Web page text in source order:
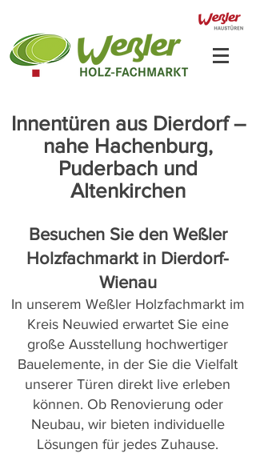
Innentüren aus Dierdorf –
nahe Hachenburg,
Puderbach und
Altenkirchen
Besuchen Sie den Weßler
Holzfachmarkt in Dierdorf-
Wienau
In unserem Weßler Holzfachmarkt im
Kreis Neuwied erwartet Sie eine
große Ausstellung hochwertiger
Bauelemente, in der Sie die Vielfalt
unserer Türen direkt live erleben
können. Ob Renovierung oder
Neubau, wir bieten individuelle
Lösungen für jedes Zuhause.